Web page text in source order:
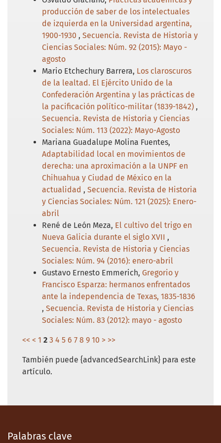
producción de saber de los intelectuales
de izquierda en la Universidad argentina,
1900-1930 , Secuencia. Revista de Historia y
Ciencias Sociales: Núm. 92 (2015): Mayo -
agosto
Mario Etchechury Barrera, Los claroscuros
de la lealtad. El Ejército Unido de la
Confederación Argentina y las prácticas de
la pacificación político-militar (1839-1842) ,
Secuencia. Revista de Historia y Ciencias
Sociales: Núm. 113 (2022): Mayo-Agosto
Mariana Guadalupe Molina Fuentes,
Adaptabilidad local en movimientos de
derecha: una aproximación a la UNPF en
Chihuahua y Ciudad de México en la
actualidad , Secuencia. Revista de Historia
y Ciencias Sociales: Núm. 121 (2025): Enero-
abril
René de León Meza, El cultivo del trigo en
Nueva Galicia durante el siglo XVII ,
Secuencia. Revista de Historia y Ciencias
Sociales: Núm. 94 (2016): enero-abril
Gustavo Ernesto Emmerich, Gregorio y
Francisco Esparza: hermanos enfrentados
ante la independencia de Texas, 1835-1836
, Secuencia. Revista de Historia y Ciencias
Sociales: Núm. 83 (2012): mayo - agosto
<< < 1 2 3 4 5 6 7 8 9 10 > >>
También puede {advancedSearchLink} para este
artículo.
Palabras clave